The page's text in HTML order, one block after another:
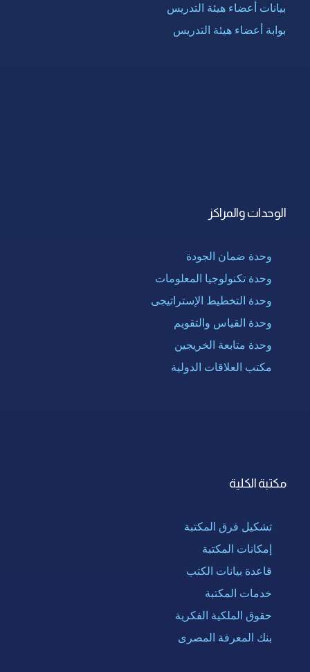
بيانات أعضاء هيئة التدريس
بوابة أعضاء هيئة التدريس
الوحدات والمراكز
وحدة ضمان الجودة
وحدة تكنولوجيا المعلومات
وحدة التخطيط الإستراتيجى
وحدة القياس والتقويم
وحدة متابعة الخريجين
مكتب العلاقات الدولية
مكتبة الكلية
تشكيل فرق المكتبة
إمكانات المكتبة
قاعدة بيانات الكتب
خدمات المكتبة
حقوق الملكية الفكرية
بنك المعرفة المصرى